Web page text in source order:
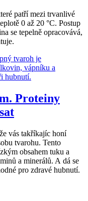
patří mezi trvanlivé
0 až 20 °C. Postup
se tepelně opracovává,
Proteiny
vás takříkajíc honí
tvarohu. Tento
obsahem tuku a
a minerálů. A dá se
pro zdravé hubnutí.